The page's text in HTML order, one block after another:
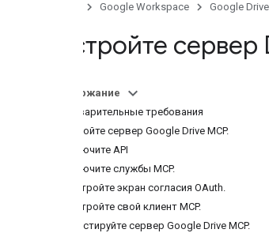
Google Workspace Google Drive
Настройте сервер
Содержание
Предварительные требования
Настройте сервер Google Drive MCP.
Включите API
Включите службы MCP.
Настройте экран согласия OAuth.
Настройте свой клиент MCP.
Протестируйте сервер Google Drive MCP.